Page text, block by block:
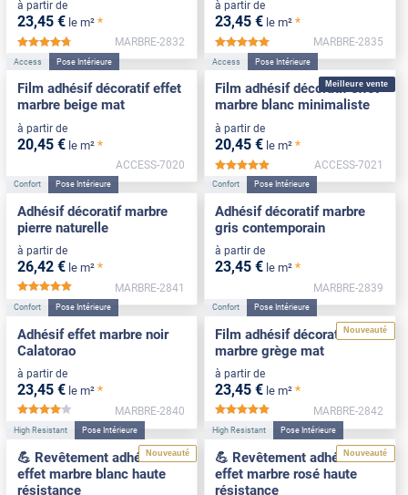
à partir de
23,45 € le m² *
*****
MARBRE-2832
à partir de
23,45 € le m² *
MARBRE-2835
Access Pose Intérieure
Film adhésif décoratif effet
marbre beige mat
à partir de
20,45 € le m² *
ACCESS-7020
Meilleure vente
Access Pose Intérieure
Film adhésif décoratif effet
marbre blanc minimaliste
à partir de
20,45 € le m² *
ACCESS-7021
Confort Pose Intérieure
Adhésif décoratif marbre
pierre naturelle
à partir de
26,42 € le m² *
MARBRE-2841
Confort Pose Intérieure
Adhésif décoratif marbre
gris contemporain
à partir de
23,45 € le m² *
MARBRE-2839
Confort Pose Intérieure
Adhésif effet marbre noir
Calatorao
à partir de
23,45 € le m² *
*****
MARBRE-2840
Nouveauté
Confort Pose Intérieure
Film adhésif décoratif effet
marbre grège mat
à partir de
23,45 € le m² *
MARBRE-2842
Nouveauté
High Resistant Pose Intérieure
💪 Revêtement adhésif
effet marbre blanc haute
résistance
Nouveauté
High Resistant Pose Intérieure
💪 Revêtement adhésif
effet marbre rosé haute
résistance